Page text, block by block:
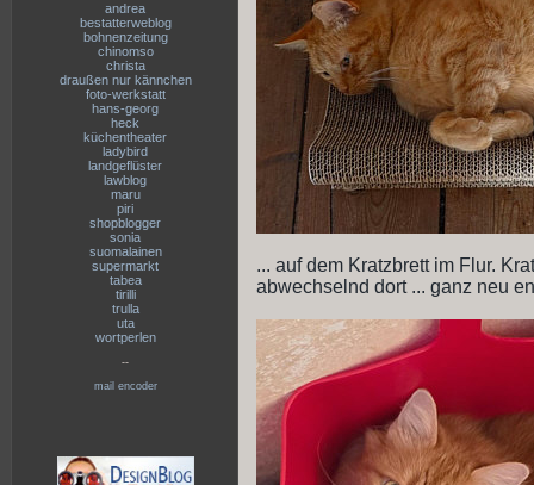
andrea
bestatterweblog
bohnenzeitung
chinomso
christa
draußen nur kännchen
foto-werkstatt
hans-georg
heck
küchentheater
ladybird
landgeflüster
lawblog
maru
piri
shopblogger
sonia
suomalainen
supermarkt
tabea
tirilli
trulla
uta
wortperlen
--
mail encoder
... auf dem Kratzbrett im Flur.
abwechselnd dort ... ganz neu